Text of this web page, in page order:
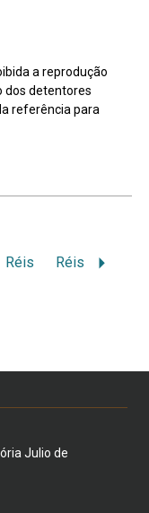
a reprodução
dos detentores
referência para
Réis Réis
Julio de